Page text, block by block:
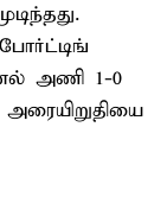
அணி 1-0